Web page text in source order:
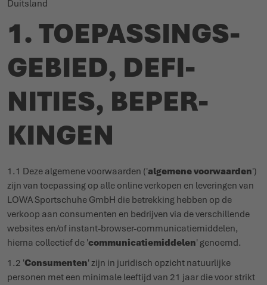
WINTERSCHOENEN
LOWA PROFESSIONAL
WINTERSCHOENEN
LOWA PROFESSIONAL
EVENEMENTEN
PODCAST
PERS
JOUW CARRIÈRE
Duitsland
1. TOEPAS­SINGS­
GEBIED, DEFI­
NITIES, BEPER­
KINGEN
1.1 Deze algemene voor­waarden ('algemene voor­waarden')
zijn van toepassing op alle online verkopen en leve­ringen van
LOWA Sport­schuhe GmbH die betrekking hebben op de
verkoop aan consu­menten en bedrijven via de verschillende
websites en/of instant-browser-commu­ni­ca­tie­middelen,
hierna collectief de 'commu­ni­ca­tie­middelen' genoemd.
1.2 'Consu­menten' zijn in juridisch opzicht natuurlijke
personen met een minimale leeftijd van 21 jaar die voor strikt